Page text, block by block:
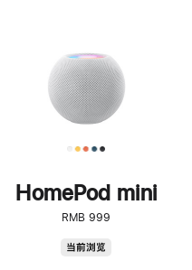
HomePod mini
RMB 999
当前浏览